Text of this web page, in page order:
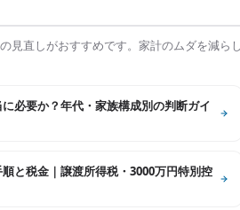
見直しがおすすめです。家計のムダを減ら
必要か？年代・家族構成別の判断ガイ
と税金｜譲渡所得税・3000万円特別控